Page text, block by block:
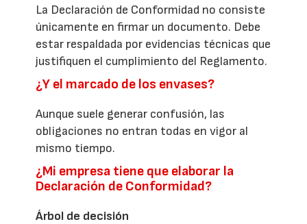
La Declaración de Conformidad no consiste
únicamente en firmar un documento. Debe
estar respaldada por evidencias técnicas que
justifiquen el cumplimiento del Reglamento.
¿Y el marcado de los envases?
Aunque suele generar confusión, las
obligaciones no entran todas en vigor al
mismo tiempo.
¿Mi empresa tiene que elaborar la
Declaración de Conformidad?
Árbol de decisión